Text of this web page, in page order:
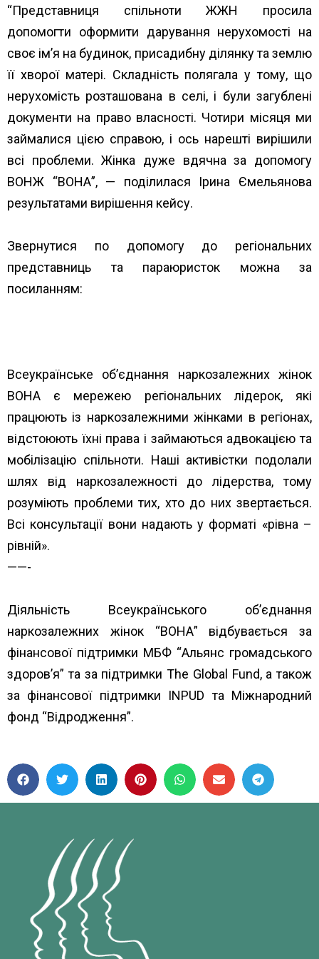
“Представниця спільноти ЖЖН просила
допомогти оформити дарування нерухомості на
своє ім’я на будинок, присадибну ділянку та землю
її хворої матері. Складність полягала у тому, що
нерухомість розташована в селі, і були загублені
документи на право власності. Чотири місяця ми
займалися цією справою, і ось нарешті вирішили
всі проблеми. Жінка дуже вдячна за допомогу
ВОНЖ “ВОНА”, — поділилася Ірина Ємельянова
результатами вирішення кейсу.
Звернутися по допомогу до регіональних
представниць та параюристок можна за
посиланням:
Всеукраїнське об’єднання наркозалежних жінок
ВОНА є мережею регіональних лідерок, які
працюють із наркозалежними жінками в регіонах,
відстоюють їхні права і займаються адвокацією та
мобілізацію спільноти. Наші активістки подолали
шлях від наркозалежності до лідерства, тому
розуміють проблеми тих, хто до них звертається.
Всі консультації вони надають у форматі «рівна –
рівній».
——-
Діяльність Всеукраїнського об’єднання
наркозалежних жінок “ВОНА” відбувається за
фінансової підтримки МБФ “Альянс громадського
здоров’я”та за підтримки The Global Fund, а також
за фінансової підтримки INPUD та Міжнародний
фонд “Відродження”.